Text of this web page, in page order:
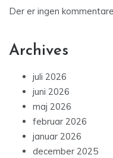
Der er ingen
Archives
juli 2026
juni 2026
maj 2026
februar 2026
januar 2026
december 2025